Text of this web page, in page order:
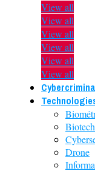
View all
View all
View all
View all
View all
View all
Drone